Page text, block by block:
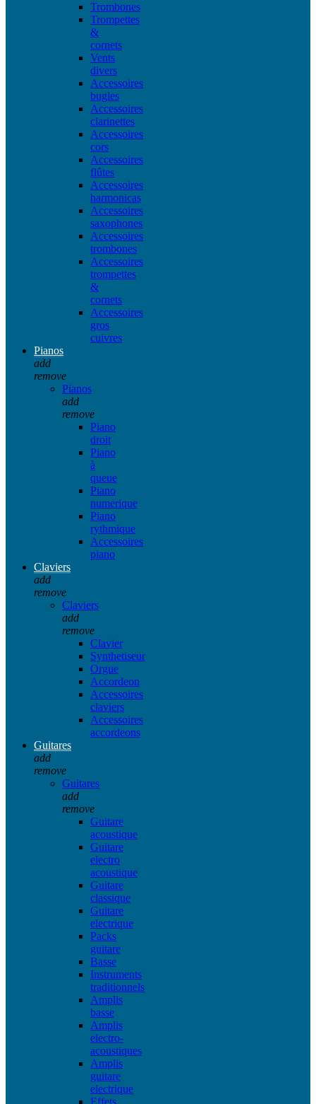
Trombones
Trompettes
&
cornets
Vents
divers
Accessoires
bugles
Accessoires
clarinettes
Accessoires
cors
Accessoires
flûtes
Accessoires
harmonicas
Accessoires
saxophones
Accessoires
trombones
Accessoires
trompettes
&
cornets
Accessoires
gros
cuivres
Pianos
add
remove
Pianos
add
remove
Piano
droit
Piano
à
queue
Piano
numerique
Piano
rythmique
Accessoires
piano
Claviers
add
remove
Claviers
add
remove
Clavier
Synthetiseur
Orgue
Accordeon
Accessoires
claviers
Accessoires
accordeons
Guitares
add
remove
Guitares
add
remove
Guitare
acoustique
Guitare
electro
acoustique
Guitare
classique
Guitare
electrique
Packs
guitare
Basse
Instruments
traditionnels
Amplis
basse
Amplis
electro-
acoustiques
Amplis
guitare
electrique
Effets